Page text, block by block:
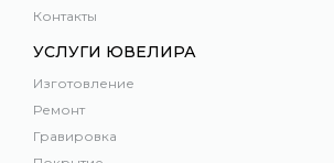
Контакты
УСЛУГИ ЮВЕЛИРА
Изготовление
Ремонт
Гравировка